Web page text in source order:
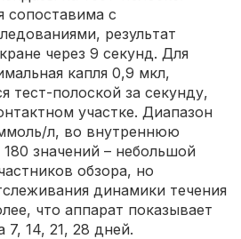
сопоставима с
результат
через 9 секунд. Для
капля 0,9 мкл,
тест-полоской за секунду,
участке. Диапазон
л, во внутреннюю
180 значений – небольшой
обзора, но
динамики течения
что аппарат показывает
7, 14, 21, 28 дней.